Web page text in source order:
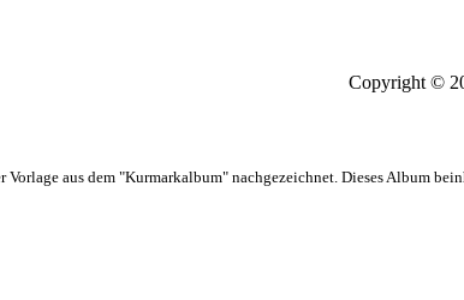
Copyright ©
Vorlage aus dem "Kurmarkalbum" nachgezeichnet. Dieses Album